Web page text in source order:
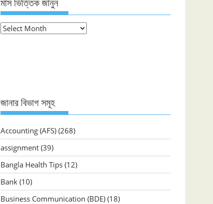
মাস ভিত্তিক জানুন
মাস
জানার বিভাগ সমূহ
Accounting (AFS) (268)
assignment (39)
Bangla Health Tips (12)
Bank (10)
Business Communication (BDE) (18)